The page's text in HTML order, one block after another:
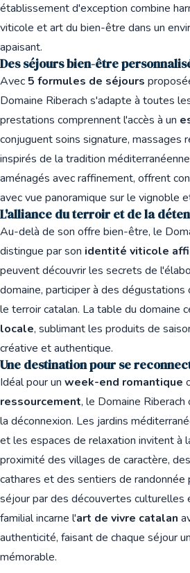
🏨
établissement d'exception combine
viticole et art du bien-être dans un
apaisant.
Des séjours bien-être
Avec 5 formules de séjours
Domaine Riberach s'adapte à toutes
prestations comprennent l'accès à un
conjuguent soins signature, massages
inspirés de la tradition
aménagés avec raffinement, offrent
avec vue panoramique sur le vignoble
L'alliance du terroir et de la
Au-delà de son offre bien-être, le
distingue par son identité viticole
peuvent découvrir les secrets de
domaine, participer à des
le terroir catalan. La table du domaine
locale, sublimant les produits de
créative et authentique.
Une destination pour se
Idéal pour un week-end romantique
ressourcement, le Domaine
la déconnexion. Les jardins
et les espaces de relaxation invitent à
proximité des villages de caractère,
cathares et des sentiers de randonnée
séjour par des découvertes culturelles
familial incarne l'art de vivre catalan
authenticité, faisant de chaque séjour
mémorable.